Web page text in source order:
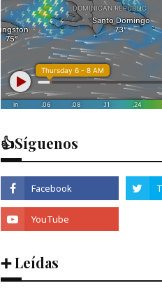
👍Síguenos
➕ Leídas